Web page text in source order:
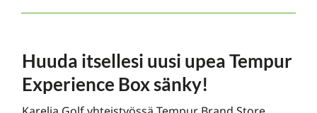
Huuda itsellesi uusi upea Tempur
Experience Box sänky!